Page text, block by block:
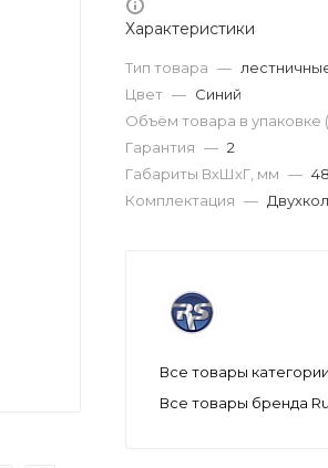
Характеристики
Тип товара —
Цвет — Синий
Объём товара в упаковке
Гарантия — 2
Габариты ВхШхГ, мм —
Комплектация —
Все товары категории
Все товары бренда